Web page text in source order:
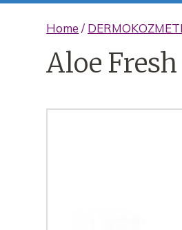
Home /
Aloe